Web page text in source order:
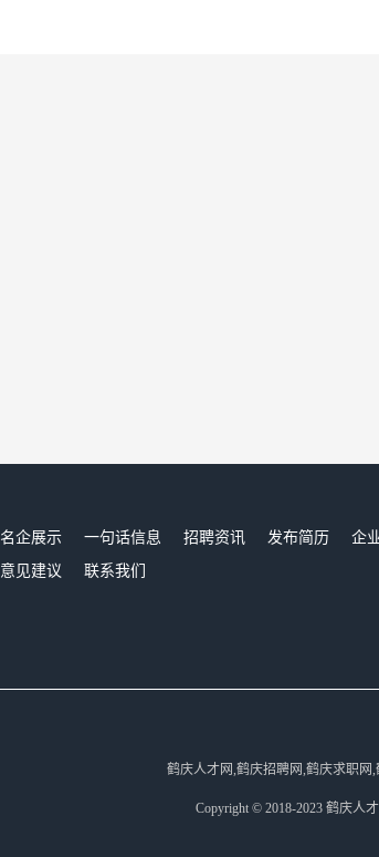
名企展示 一句话信息 招聘资讯 发布简历 企
意见建议 联系我们
鹤庆人才网,鹤庆招聘网,鹤庆求职
Copyright © 2018-2023 鹤庆人